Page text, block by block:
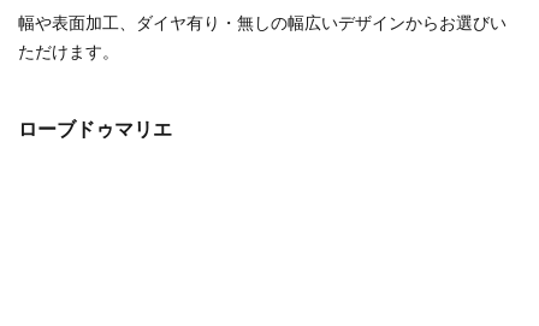
幅や表面加工、ダイヤ有り・無しの幅広いデザインからお選びい
ただけます。
ローブドゥマリエ